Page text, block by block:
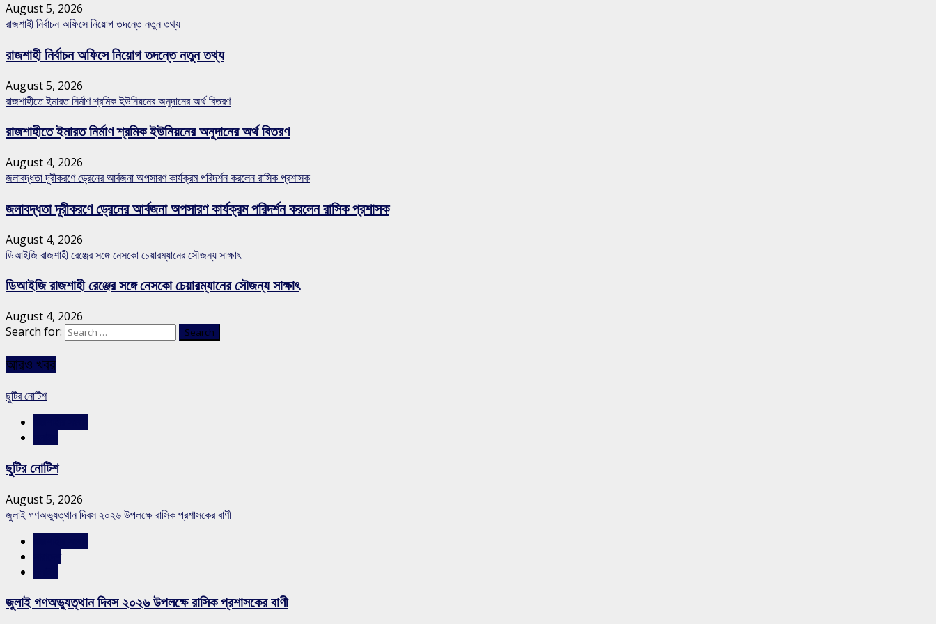
August 5, 2026
রাজশাহী নির্বাচন অফিসে নিয়োগ তদন্তে নতুন তথ্য
রাজশাহী নির্বাচন অফিসে নিয়োগ তদন্তে নতুন তথ্য
August 5, 2026
রাজশাহীতে ইমারত নির্মাণ শ্রমিক ইউনিয়নের অনুদানের অর্থ বিতরণ
রাজশাহীতে ইমারত নির্মাণ শ্রমিক ইউনিয়নের অনুদানের অর্থ বিতরণ
August 4, 2026
জলাবদ্ধতা দূরীকরণে ড্রেনের আর্বজনা অপসারণ কার্যক্রম পরিদর্শন করলেন রাসিক প্রশাসক
জলাবদ্ধতা দূরীকরণে ড্রেনের আর্বজনা অপসারণ কার্যক্রম পরিদর্শন করলেন রাসিক প্রশাসক
August 4, 2026
ডিআইজি রাজশাহী রেঞ্জের সঙ্গে নেসকো চেয়ারম্যানের সৌজন্য সাক্ষাৎ
ডিআইজি রাজশাহী রেঞ্জের সঙ্গে নেসকো চেয়ারম্যানের সৌজন্য সাক্ষাৎ
August 4, 2026
Search for:
আরও খবর
ছুটির নোটিশ
ছুটির নোটিশ
August 5, 2026
জুলাই গণঅভ্যুত্থান দিবস ২০২৬ উপলক্ষে রাসিক প্রশাসকের বাণী
জুলাই গণঅভ্যুত্থান দিবস ২০২৬ উপলক্ষে রাসিক প্রশাসকের বাণী